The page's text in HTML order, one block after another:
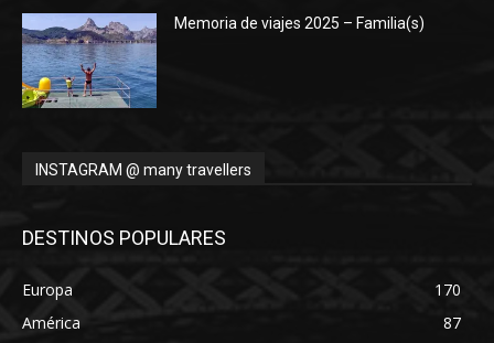
Memoria de viajes 2025 – Familia(s)
INSTAGRAM @ many travellers
DESTINOS POPULARES
Europa
170
América
87